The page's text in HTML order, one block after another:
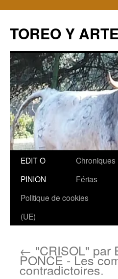
TOREO Y ARTE
Aller
contenu
EDIT O
PINION
Chroniques
Férias
Politique de cookies
(UE)
← "CRISOL" par
PONCE - Les
contradictoires.